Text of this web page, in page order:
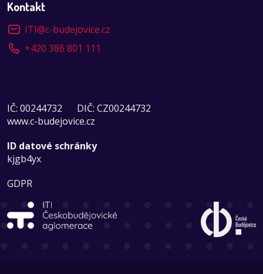
Kontakt
ITI@c-budejovice.cz
+420 386 801 111
IČ: 00244732
DIČ: CZ00244732
www.c-budejovice.cz
ID datové schránky
kjgb4yx
GDPR